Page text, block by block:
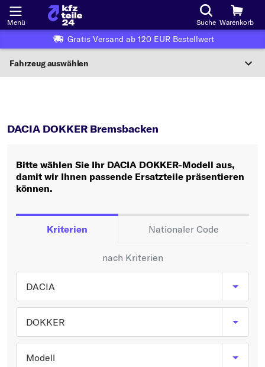
Menü Suche Warenkorb
Gratis Versand ab 120 EUR Bestellwert
Fahrzeug auswählen
Wo finde ich die?
Oder
Oder Fahrzeugauswahl nach Kriterien:
Hersteller wählen
Typ wählen
DACIA DOKKER Bremsbacken
Bitte wählen Sie Ihr DACIA DOKKER-Modell aus,
damit wir Ihnen passende Ersatzteile präsentieren
können.
Kriterien Nationaler Code
nach Kriterien
DACIA
DOKKER
Modell